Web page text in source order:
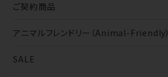
ご契約商品
アニマルフレンドリー（Animal-Friendly）
SALE